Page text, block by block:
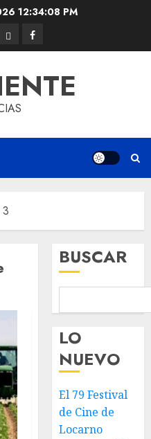
12:34:09 PM
ThreadsFacebook
3
BUSCAR
LO
NUEVO
El 79 Festival
de Cine de
Locarno